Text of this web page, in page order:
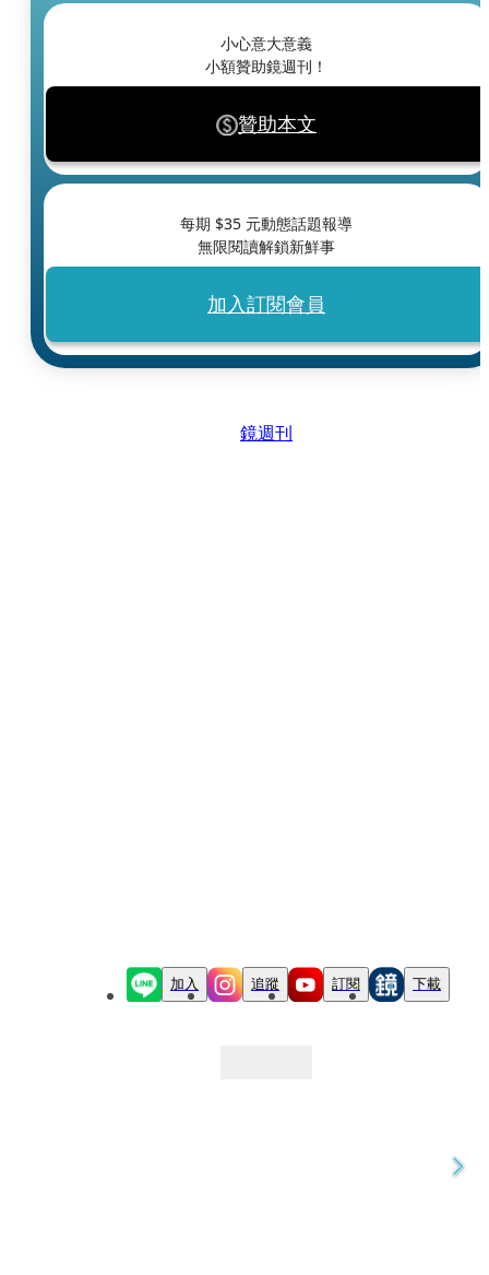
小心意大意義
小額贊助鏡週刊！
贊助本文
每期 $35 元動態話題報導
無限閱讀解鎖新鮮事
加入訂閱會員
鏡週刊
加入 追蹤 訂閱 下載